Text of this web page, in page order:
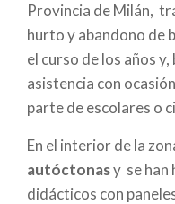
Provincia de Milán,
hurto y abandono de
el curso de los años
asistencia con
parte de escolares o
En el interior de la
autóctonasy se han
didácticos con